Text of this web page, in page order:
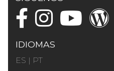
IDIOMAS
ES | PT